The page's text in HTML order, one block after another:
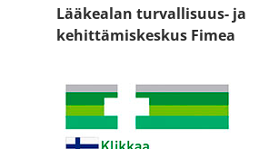
Lääkealan turvallisuus- ja
kehittämiskeskus Fimea